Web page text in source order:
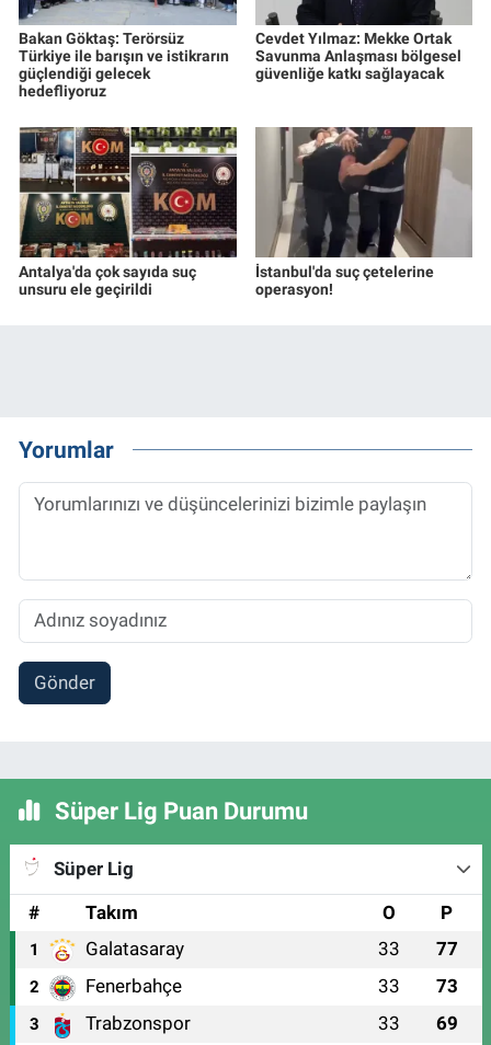
Bakan Göktaş: Terörsüz
Türkiye ile barışın ve istikrarın
güçlendiği gelecek
hedefliyoruz
Cevdet Yılmaz: Mekke Ortak
Savunma Anlaşması bölgesel
güvenliğe katkı sağlayacak
Antalya'da çok sayıda suç
unsuru ele geçirildi
İstanbul'da suç çetelerine
operasyon!
Yorumlar
Gönder
Süper Lig Puan Durumu
Süper Lig
#
Takım O P
1 Galatasaray 33 77
2 Fenerbahçe 33 73
3 Trabzonspor 33 69